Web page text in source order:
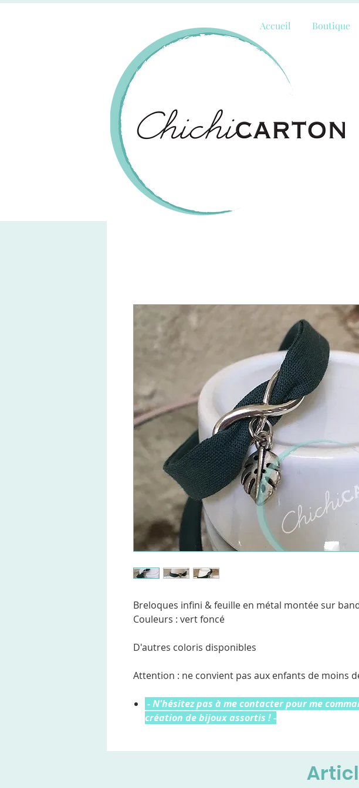
Accueil Boutique
Breloques infini & feuille en métal montée sur
Couleurs : vert foncé
D'autres coloris disponibles
Attention : ne convient pas aux enfants de moins
- N'hésitez pas à me contacter pour me
création de bijoux assortis ! -